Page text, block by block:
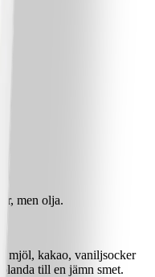
men olja.
mjöl, kakao, vaniljsocker
till en jämn smet.